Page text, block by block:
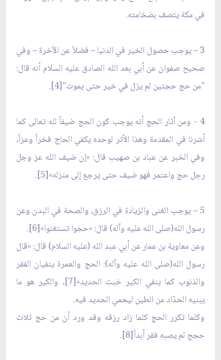
في مكة يتصف بضخامته.
3 – يوجب حصول الخير في الدنيا – فضلاً عن الآخرة – وفي
صحيح صفوان عن أبي بعد الله الصادق عليه السلام أنه قال:
"من حج حجتين لم يزل في خير حتى يموت"[4].
4 - ومن آثار الحج أنه يوجب كون الحج ضيفاً لله تعالى كما
أشرنا في المقدمة وهذا الأثر لوحده يكفي الحاج فخراً وعزاً،
وفي الخبر عن عباد بن صهيب قال: «إن ضيف الله عز وجل
رجل حج واعتمر فهو ضيف حتى يرجع إلى منزله»[5].
5 – يوجب الغنى والزيادة في الرزق، والصحة في البدن وعن
رسول الله(صلى الله عليه وآله) قال: «حجوا تستغنوا»[6].
وعن معاوية بن عمار عن أبي عبد الله (عليه السلام) قال: «قال
رسول الله(صلى الله عليه وآله): الحج والعمرة ينفيان الفقر
والذنوب كما ينفي الكير خبث الحديد»[7]، والكير هو ما
يبنيه الحدّاد من الطين ليحمي الحديد فيه.
وكلما تكرر الحج كلما زاد رزقه وقد ورد أن من حج ثلاث
حجج لم يصبه فقر أبداً[8].